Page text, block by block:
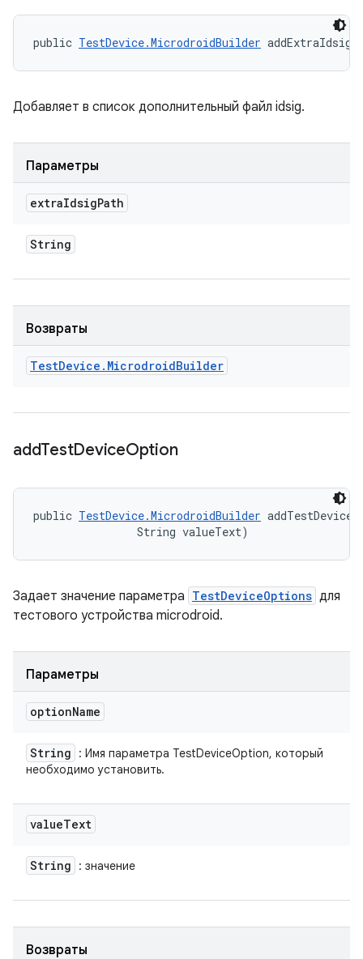
public TestDevice.MicrodroidBuilder
Добавляет в список дополнительный файл idsig.
Параметры
extraIdsigPath
String
Возвраты
TestDevice . MicrodroidBuilder
addTestDeviceOption
public TestDevice.MicrodroidBuilder
                String valueText)
Задает значение параметра TestDeviceOptions для
тестового устройства microdroid.
Параметры
optionName
String
: Имя параметра TestDeviceOption, который
необходимо установить.
valueText
String : значение
Возвраты